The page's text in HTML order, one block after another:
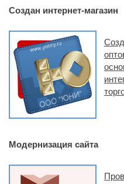
Создан интернет-магазин
Модернизация сайта